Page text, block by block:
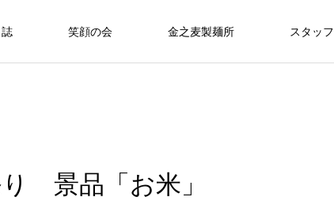
笑顔の会 金之麦製麺所 スタッ
景品「お米」